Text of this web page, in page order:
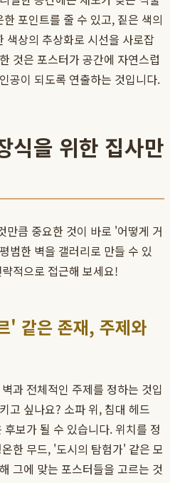
포인트를 줄 수 있고, 짙은 색의
색상의 추상화로 시선을 사로잡
것은 포스터가 공간에 자연스럽
공이 되도록 연출하는 것입니다.
식을 위한 집사만
만큼 중요한 것이 바로 '어떻게 거
범한 벽을 갤러리로 만들 수 있
적으로 접근해 보세요!
같은 존재, 주제와
과 전체적인 주제를 정하는 것입
고 싶나요? 소파 위, 침대 헤드
보가 될 수 있습니다. 위치를 정
한 무드, '도시의 탐험가' 같은 모
그에 맞는 포스터들을 고르는 것